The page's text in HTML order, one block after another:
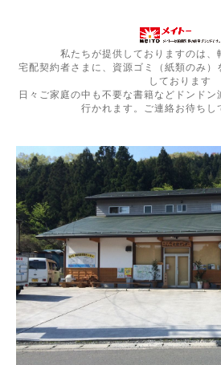
私たちが提供しておりますのは、
宅配契約者さまに、資源ゴミ（紙類のみ）
しております
日々ご家庭の中も不要な書籍などドンド
行かれます。ご連絡お待ちし